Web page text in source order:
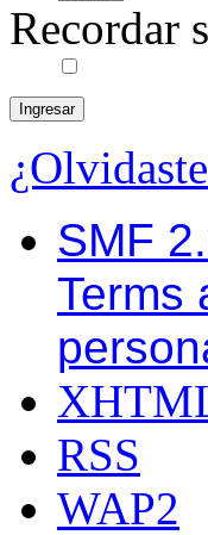
Recordar
SMF
Terms
RSS
WAP2